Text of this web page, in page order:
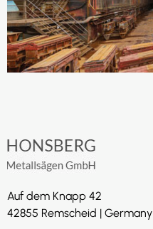
Auf dem Knapp 42
42855 Remscheid | Germany